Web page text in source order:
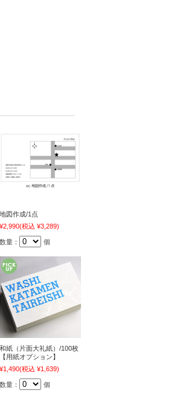
地図作成/1点
¥2,990(税込 ¥3,289)
数量： 個
和紙（片面大礼紙）/100枚
【用紙オプション】
¥1,490(税込 ¥1,639)
数量： 個